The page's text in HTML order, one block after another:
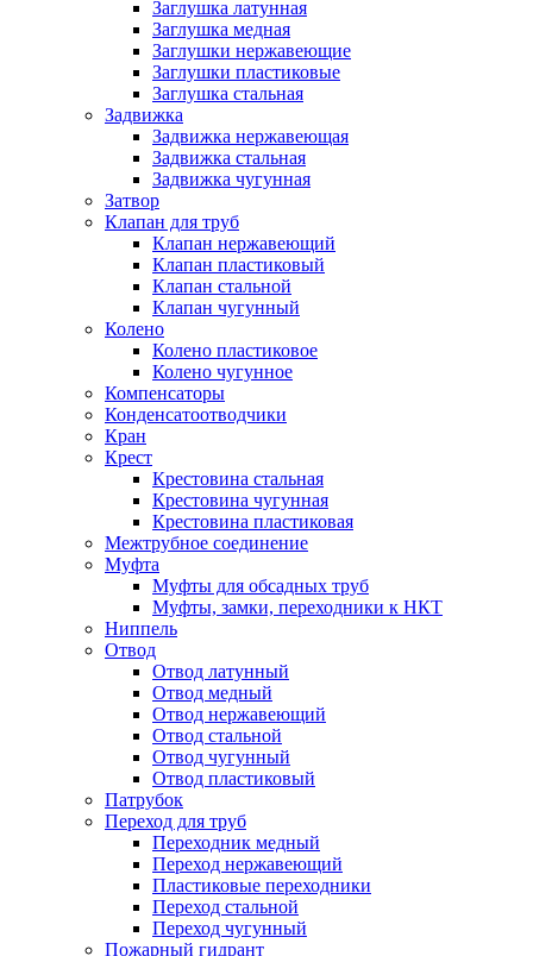
Заглушка латунная
Заглушка медная
Заглушки нержавеющие
Заглушки пластиковые
Заглушка стальная
Задвижка
Задвижка нержавеющая
Задвижка стальная
Задвижка чугунная
Затвор
Клапан для труб
Клапан нержавеющий
Клапан пластиковый
Клапан стальной
Клапан чугунный
Колено
Колено пластиковое
Колено чугунное
Компенсаторы
Конденсатоотводчики
Кран
Крест
Крестовина стальная
Крестовина чугунная
Крестовина пластиковая
Межтрубное соединение
Муфта
Муфты для обсадных труб
Муфты, замки, переходники к НКТ
Ниппель
Отвод
Отвод латунный
Отвод медный
Отвод нержавеющий
Отвод стальной
Отвод чугунный
Отвод пластиковый
Патрубок
Переход для труб
Переходник медный
Переход нержавеющий
Пластиковые переходники
Переход стальной
Переход чугунный
Пожарный гидрант